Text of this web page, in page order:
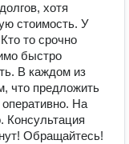
хотя
стоимость. У
то срочно
быстро
В каждом из
что предложить
На
Консультация
Обращайтесь!